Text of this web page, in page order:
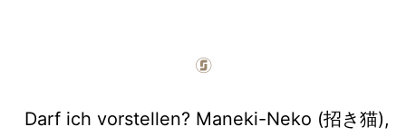
Darf ich vorstellen? Maneki-Neko (招き猫),